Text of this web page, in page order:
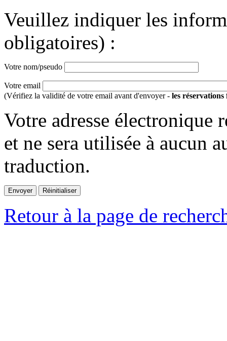
Veuillez indiquer les
obligatoires) :
Votre nom/pseudo
Votre email
(Vérifiez la validité de votre email avant d'envoyer - les réservations
Votre adresse électronique
et ne sera utilisée à aucun
traduction.
Retour à la page de